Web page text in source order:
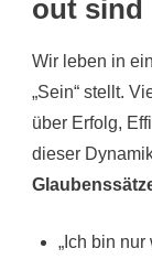
out sind
Wir leben in
„Sein“ stellt.
über Erfolg,
dieser
„Ich bin